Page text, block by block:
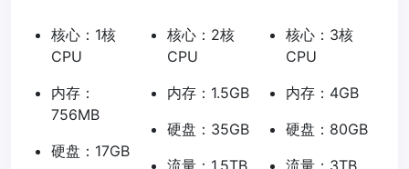
核心：1核
CPU
内存：
756MB
硬盘：17GB
核心：2核
CPU
内存：1.5GB
硬盘：35GB
核心：3核
CPU
内存：4GB
硬盘：80GB